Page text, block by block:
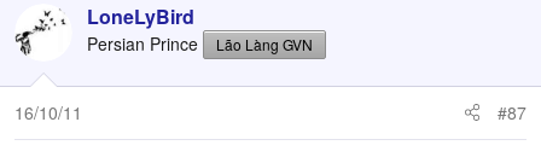
LoneLyBird
Persian Prince Lão Làng GVN
16/10/11 #87